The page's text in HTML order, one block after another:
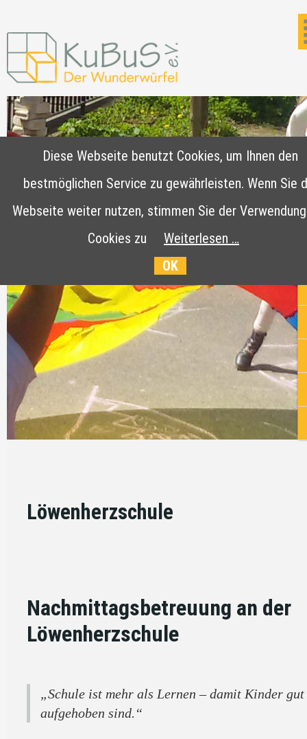
Löwenherzschule
Nachmittagsbetreuung an der
Löwenherzschule
„Schule ist mehr als Lernen – damit Kinder gut
aufgehoben sind.“
Diese Webseite benutzt Cookies, um Ihnen den
bestmöglichen Service zu gewährleisten. Wenn Sie
Webseite weiter nutzen, stimmen Sie der
Cookies zu
Weiterlesen …
OK